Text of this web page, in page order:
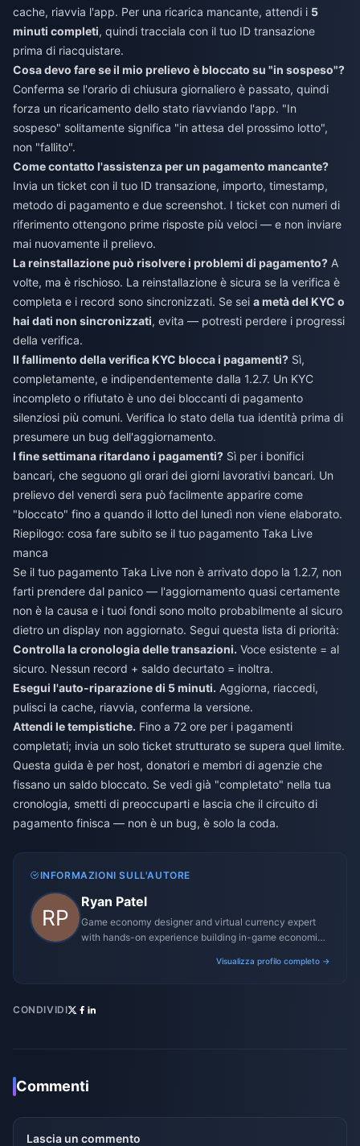
cache, riavvia l'app. Per una ricarica mancante, attendi i 5
minuti completi, quindi tracciala con il tuo ID transazione
prima di riacquistare.
Cosa devo fare se il mio prelievo è bloccato su "in sospeso"?
Conferma se l'orario di chiusura giornaliero è passato, quindi
forza un ricaricamento dello stato riavviando l'app. "In
sospeso" solitamente significa "in attesa del prossimo lotto",
non "fallito".
Come contatto l'assistenza per un pagamento mancante?
Invia un ticket con il tuo ID transazione, importo, timestamp,
metodo di pagamento e due screenshot. I ticket con numeri di
riferimento ottengono prime risposte più veloci — e non inviare
mai nuovamente il prelievo.
La reinstallazione può risolvere i problemi di pagamento? A
volte, ma è rischioso. La reinstallazione è sicura se la verifica è
completa e i record sono sincronizzati. Se sei a metà del KYC o
hai dati non sincronizzati, evita — potresti perdere i progressi
della verifica.
Il fallimento della verifica KYC blocca i pagamenti? Sì,
completamente, e indipendentemente dalla 1.2.7. Un KYC
incompleto o rifiutato è uno dei bloccanti di pagamento
silenziosi più comuni. Verifica lo stato della tua identità prima di
presumere un bug dell'aggiornamento.
I fine settimana ritardano i pagamenti? Sì per i bonifici
bancari, che seguono gli orari dei giorni lavorativi bancari. Un
prelievo del venerdì sera può facilmente apparire come
"bloccato" fino a quando il lotto del lunedì non viene elaborato.
Riepilogo: cosa fare subito se il tuo pagamento Taka Live
manca
Se il tuo pagamento Taka Live non è arrivato dopo la 1.2.7, non
farti prendere dal panico — l'aggiornamento quasi certamente
non è la causa e i tuoi fondi sono molto probabilmente al sicuro
dietro un display non aggiornato. Segui questa lista di priorità:
Controlla la cronologia delle transazioni. Voce esistente = al
sicuro. Nessun record + saldo decurtato = inoltra.
Esegui l'auto-riparazione di 5 minuti. Aggiorna, riaccedi,
pulisci la cache, riavvia, conferma la versione.
Attendi le tempistiche. Fino a 72 ore per i pagamenti
completati; invia un solo ticket strutturato se supera quel limite.
Questa guida è per host, donatori e membri di agenzie che
fissano un saldo bloccato. Se vedi già "completato" nella tua
cronologia, smetti di preoccuparti e lascia che il circuito di
pagamento finisca — non è un bug, è solo la coda.
INFORMAZIONI SULL'AUTORE
Ryan Patel
Game economy designer and virtual currency expert
with hands-on experience building in-game economies
Visualizza profilo completo →
CONDIVIDI
Commenti
Lascia un commento